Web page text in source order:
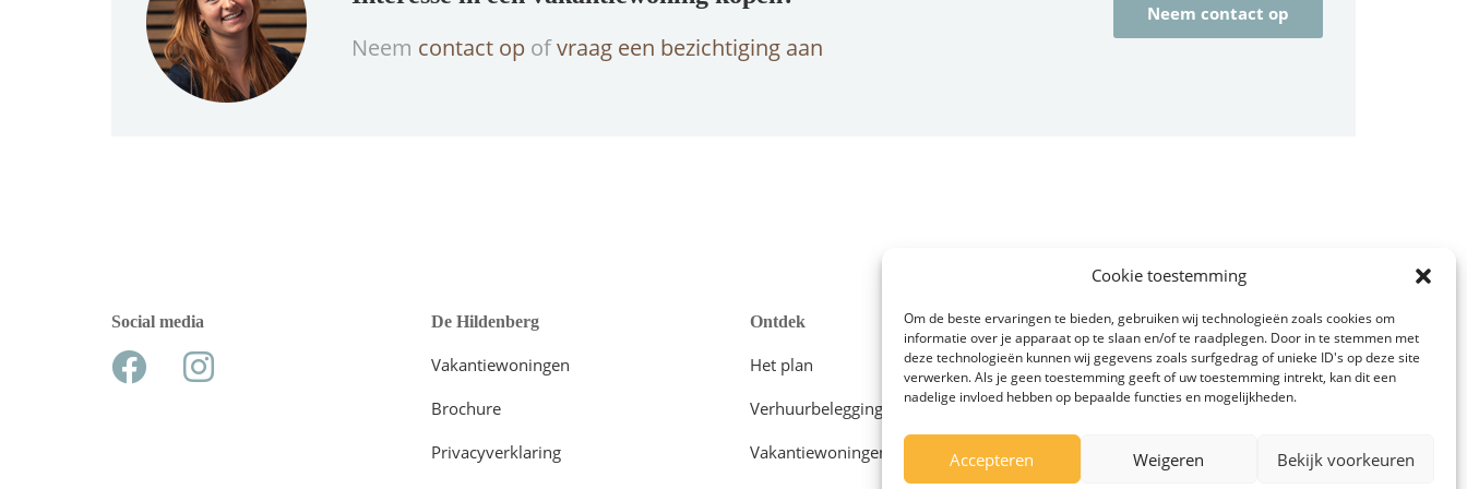
Cookie toestemming
Om de beste ervaringen te bieden, gebruiken wij technologieën zoals cookies om
informatie over je apparaat op te slaan en/of te raadplegen. Door in te stemmen met
deze technologieën kunnen wij gegevens zoals surfgedrag of unieke ID's op deze site
verwerken. Als je geen toestemming geeft of uw toestemming intrekt, kan dit een
nadelige invloed hebben op bepaalde functies en mogelijkheden.
Accepteren Weigeren Bekijk voorkeuren
Neem contact op ofvraag een bezichtiging aan
Neem contact op
Social media De Hildenberg
Vakantiewoningen
Brochure
Privacyverklaring
Ontdek
Het plan
Verhuurbelegging
Vakantiewoningen
Appelscha